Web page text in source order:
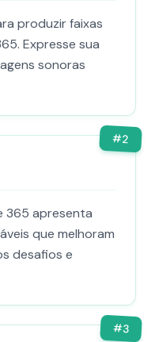
produzir faixas
Expresse sua
sonoras
#2
365 apresenta
que melhoram
desafios e
#3